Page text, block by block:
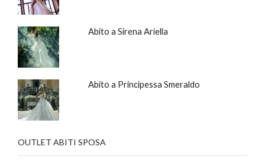
Abito a Sirena Ariella
Abito a Principessa Smeraldo
OUTLET ABITI SPOSA